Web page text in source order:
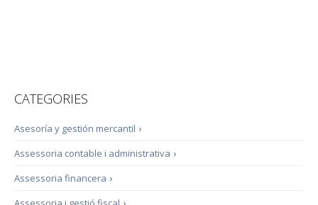
CATEGORIES
›
Asesoría y gestión mercantil
›
Assessoria contable i administrativa
›
Assessoria financera